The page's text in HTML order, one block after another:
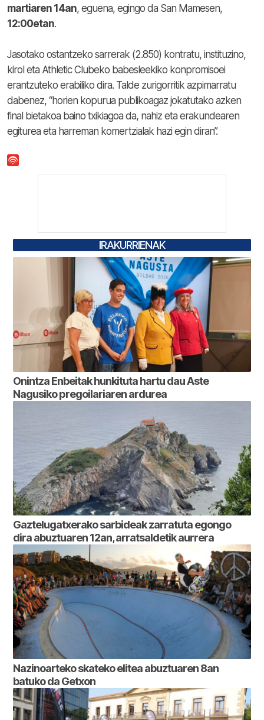
martiaren 14an, eguena, egingo da San Mamesen,
12:00etan.
Jasotako ostantzeko sarrerak (2.850) kontratu, instituzino,
kirol eta Athletic Clubeko babesleekiko konpromisoei
erantzuteko erabiliko dira. Talde zurigorritik azpimarratu
dabenez, “horien kopurua publikoagaz jokatutako azken
final bietakoa baino txikiagoa da, nahiz eta erakundearen
egiturea eta harreman komertzialak hazi egin diran”.
IRAKURRIENAK
Onintza Enbeitak hunkituta hartu dau Aste
Nagusiko pregoilariaren ardurea
Gaztelugatxerako sarbideak zarratuta egongo
dira abuztuaren 12an, arratsaldetik aurrera
Nazinoarteko skateko elitea abuztuaren 8an
batuko da Getxon